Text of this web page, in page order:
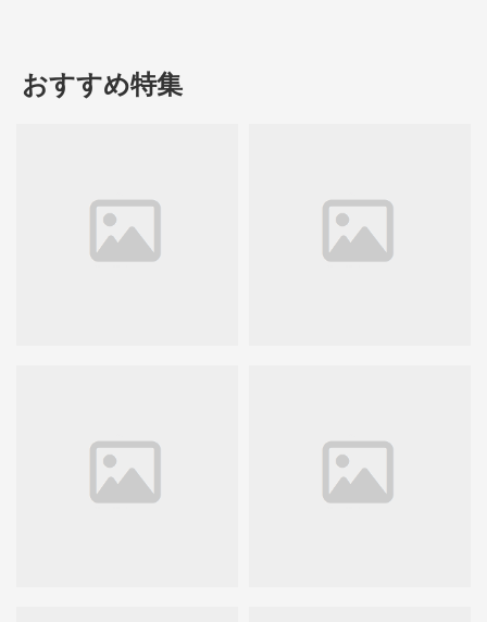
おすすめ特集